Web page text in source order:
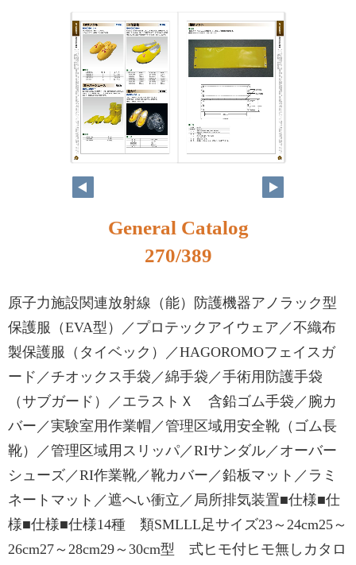
254 255
General Catalog
270/389
原子力施設関連放射線（能）防護機器アノラック型
保護服（EVA型）／プロテックアイウェア／不織布
製保護服（タイベック）／HAGOROMOフェイスガ
ード／チオックス手袋／綿手袋／手術用防護手袋
（サブガード）／エラストＸ 含鉛ゴム手袋／腕カ
バー／実験室用作業帽／管理区域用安全靴（ゴム長
靴）／管理区域用スリッパ／RIサンダル／オーバー
シューズ／RI作業靴／靴カバー／鉛板マット／ラミ
ネートマット／遮へい衝立／局所排気装置■仕様■仕
様■仕様■仕様14種 類SMLLL足サイズ23～24cm25～
26cm27～28cm29～30cm型 式ヒモ付ヒモ無しカタロ